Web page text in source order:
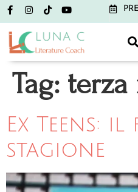
Tag: terza
Ex Teens:
stagione